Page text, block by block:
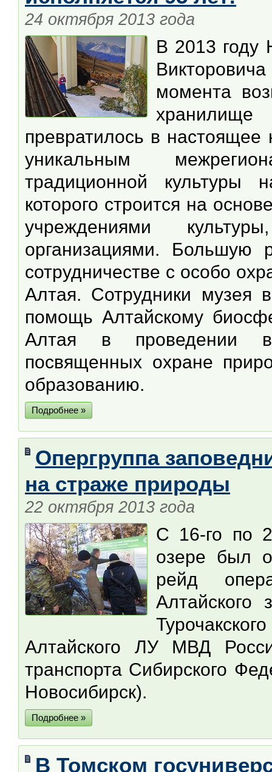
24 октября 2013 года
В 2013 году
момента
превратилось в настоящее
уникальным
традиционной культуры
которого строится на
учреждениями
организациями. Большую
сотрудничестве с особо
Алтая. Сотрудники музея
помощь Алтайскому
Алтая в проведении
посвященных охране
образованию.
Подробнее »
Опергруппа
на страже природы
22 октября 2013 года
С 16-го по
озере был
рейд
Алтайского
Алтайского ЛУ МВД
транспорта Сибирского
Новосибирск).
Подробнее »
В Томском